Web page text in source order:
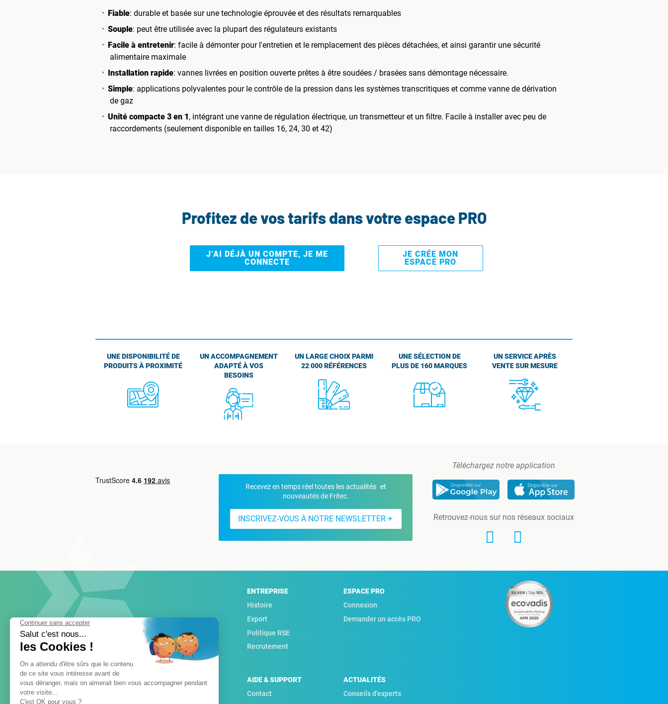
Fiable: durable et basée sur une technologie éprouvée et des résultats remarquables
Souple: peut être utilisée avec la plupart des régulateurs existants
Facile à entretenir: facile à démonter pour l'entretien et le remplacement des pièces détachées, et ainsi garantir une sécurité
alimentaire maximale
Installation rapide: vannes livrées en position ouverte prêtes à être soudées / brasées sans démontage nécessaire.
Simple: applications polyvalentes pour le contrôle de la pression dans les systèmes transcritiques et comme vanne de dérivation
de gaz
Unité compacte 3 en 1, intégrant une vanne de régulation électrique, un transmetteur et un filtre. Facile à installer avec peu de
raccordements (seulement disponible en tailles 16, 24, 30 et 42)
Profitez de vos tarifs dans votre espace PRO
J’AI DÉJÀ UN COMPTE, JE ME
CONNECTE
JE CRÉE MON
ESPACE PRO
UNE DISPONIBILITÉ DE
PRODUITS À PROXIMITÉ
UN ACCOMPAGNEMENT
ADAPTÉ À VOS
BESOINS
UN LARGE CHOIX PARMI
22 000 RÉFÉRENCES
UNE SÉLECTION DE
PLUS DE 160 MARQUES
UN SERVICE APRÈS
VENTE SUR MESURE
Recevez en temps réel toutes les actualités et
nouveautés de Fritec.
INSCRIVEZ-VOUS À NOTRE NEWSLETTER
Téléchargez notre application
Retrouvez-nous sur nos réseaux sociaux
ENTREPRISE
Histoire
Export
Politique RSE
Recrutement
ESPACE PRO
Connexion
Demander un accès PRO
AIDE & SUPPORT
Contact
ACTUALITÉS
Conseils d'experts